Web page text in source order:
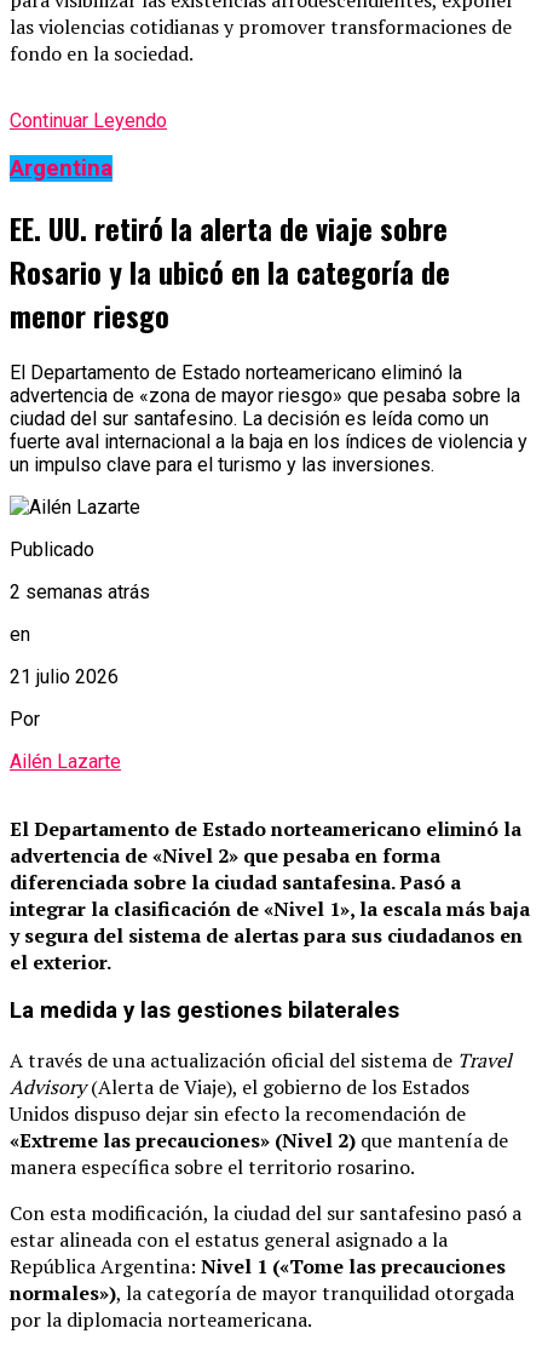
las violencias cotidianas y promover transformaciones de
fondo en la sociedad.
Continuar Leyendo
Argentina
EE. UU. retiró la alerta de viaje sobre
Rosario y la ubicó en la categoría de
menor riesgo
El Departamento de Estado norteamericano eliminó la
advertencia de «zona de mayor riesgo» que pesaba sobre la
ciudad del sur santafesino. La decisión es leída como un
fuerte aval internacional a la baja en los índices de violencia y
un impulso clave para el turismo y las inversiones.
Publicado
2 semanas atrás
en
21 julio 2026
Por
Ailén Lazarte
El Departamento de Estado norteamericano eliminó la
advertencia de «Nivel 2» que pesaba en forma
diferenciada sobre la ciudad santafesina.Pasó a
integrar la clasificación de «Nivel 1», la escala más baja
y segura del sistema de alertas para sus ciudadanos en
el exterior.
La medida y las gestiones bilaterales
A través de una actualización oficial del sistema de Travel
Advisory(Alerta de Viaje), el gobierno de los Estados
Unidos dispuso dejar sin efecto la recomendación de
«Extreme las precauciones» (Nivel 2) que mantenía de
manera específica sobre el territorio rosarino.
Con esta modificación, la ciudad del sur santafesino pasó a
estar alineada con el estatus general asignado a la
República Argentina: Nivel 1 («Tome las precauciones
normales»), la categoría de mayor tranquilidad otorgada
por la diplomacia norteamericana.